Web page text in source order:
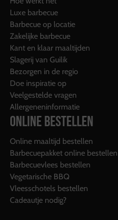
Luxe barbecue
Barbecue op locatie
Zakelijke barbecue
Kant en klaar maaltijden
Slagerij van Guilik
Bezorgen in de regio
Doe inspiratie op
Veelgestelde vragen
Allergeneninformatie
ONLINE BESTELLEN
Online maaltijd bestellen
Barbecuepakket online bestellen
Barbecuevlees bestellen
Vegetarische BBQ
Vleesschotels bestellen
Cadeautje nodig?